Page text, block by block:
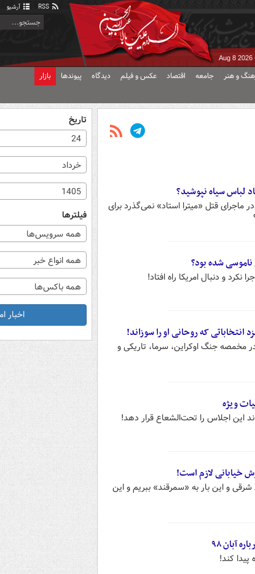
آرشیو
Aug 8 2026
و هنر جامعه اقتصاد عکس و فیلم دیدگاه پیوندها بازار
لباس سیاه نپوشید؟
ماجرای قتل «میترا استاد» نمی‌گذرد برای
شده بود؟
و دنبال امریکا راه افتاد!
که روحانی او را سوزاند!
جنگ اوکراین، سرما، تاریکی و
ویژه
این اجلاس را تحت‌الشعاع قرار دهد!
خیابانی لازم است!
و این بار به «سمرقند» ببریم و این
آبان ۹۸
کند!
تاریخ
24
خرداد
1405
فیلترها
همه سرویس‌ها
همه انواع خبر
همه باکس‌ها
اخبار